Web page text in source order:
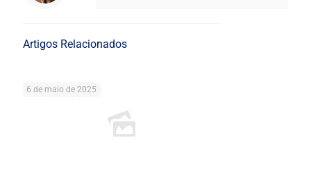
Artigos Relacionados
6 de maio de 2025